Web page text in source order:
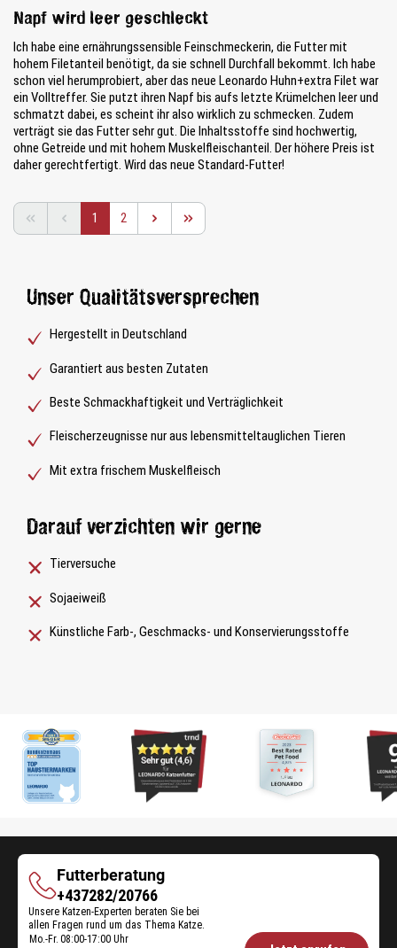
Bewertung mit 5 von 5 Sternen
Napf wird leer geschleckt
Ich habe eine ernährungssensible Feinschmeckerin, die Futter mit
hohem Filetanteil benötigt, da sie schnell Durchfall bekommt. Ich habe
schon viel herumprobiert, aber das neue Leonardo Huhn+extra Filet war
ein Volltreffer. Sie putzt ihren Napf bis aufs letzte Krümelchen leer und
schmatzt dabei, es scheint ihr also wirklich zu schmecken. Zudem
verträgt sie das Futter sehr gut. Die Inhaltsstoffe sind hochwertig,
ohne Getreide und mit hohem Muskelfleischanteil. Der höhere Preis ist
daher gerechtfertigt. Wird das neue Standard-Futter!
Seite
1 Seite
2
Unser Qualitätsversprechen
Hergestellt in Deutschland
Garantiert aus besten Zutaten
Beste Schmackhaftigkeit und Verträglichkeit
Fleischerzeugnisse nur aus lebensmitteltauglichen Tieren
Mit extra frischem Muskelfleisch
Darauf verzichten wir gerne
Tierversuche
Sojaeiweiß
Künstliche Farb-, Geschmacks- und Konservierungsstoffe
Futterberatung
Futterberatung
+437282/20766
Unsere Katzen-Experten beraten Sie bei
allen Fragen rund um das Thema Katze.
Öffnungszeiten
Mo.-Fr. 08:00-17:00 Uhr